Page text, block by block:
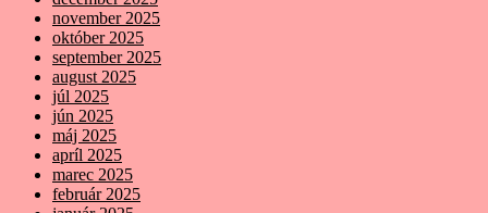
november 2025
október 2025
september 2025
august 2025
júl 2025
jún 2025
máj 2025
apríl 2025
marec 2025
február 2025